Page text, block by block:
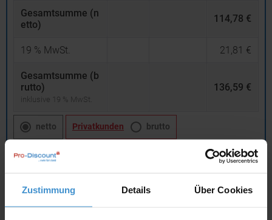
Zustimmung Details Über Cookies
Gesamtsumme (n
etto)
114,78 €
19 % MwSt. 21,81 €
Gesamtsumme (b
rutto)
inklusive 19 % MwSt.
136,59 €
netto Privatkunden brutto
Angebot drucken